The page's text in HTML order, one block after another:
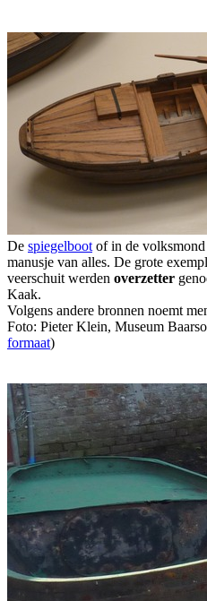
De spiegelboot of in de
manusje van alles. De grote
veerschuit werden overzetter
Kaak.
Volgens andere bronnen noemt
Foto: Pieter Klein, Museum
formaat)